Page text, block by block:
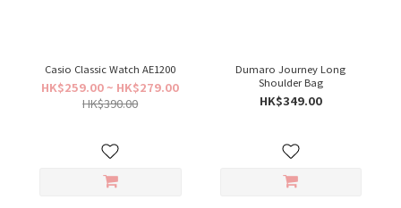
Casio Classic Watch AE1200
HK$259.00 ~ HK$279.00
HK$390.00
Dumaro Journey Long
Shoulder Bag
HK$349.00